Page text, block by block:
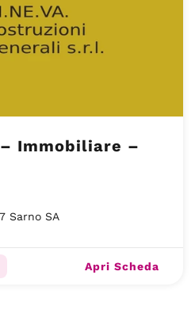
– Immobiliare –
Sarno SA
Apri Scheda